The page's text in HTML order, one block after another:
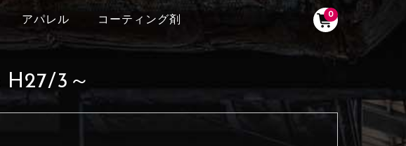
0
アパレル コーティング剤
H27/3～